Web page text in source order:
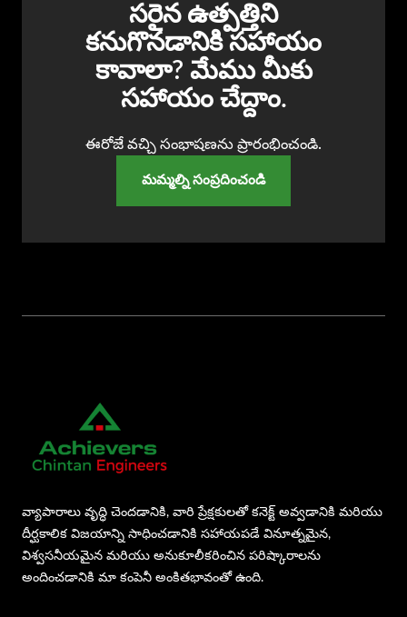
సరైన ఉత్పత్తిని
కనుగొనడానికి సహాయం
కావాలా? మేము మీకు
సహాయం చేద్దాం.
ఈరోజే వచ్చి సంభాషణను ప్రారంభించండి.
మమ్మల్ని సంప్రదించండి
వ్యాపారాలు వృద్ధి చెందడానికి, వారి ప్రేక్షకులతో కనెక్ట్ అవ్వడానికి మరియు
దీర్ఘకాలిక విజయాన్ని సాధించడానికి సహాయపడే వినూత్నమైన,
విశ్వసనీయమైన మరియు అనుకూలీకరించిన పరిష్కారాలను
అందించడానికి మా కంపెనీ అంకితభావంతో ఉంది.